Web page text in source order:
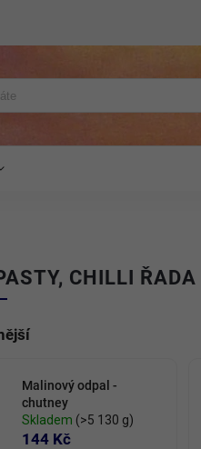
CHILLI ŘADA
Malinový odpal -
chutney
Skladem (>5 130 g)
144 Kč